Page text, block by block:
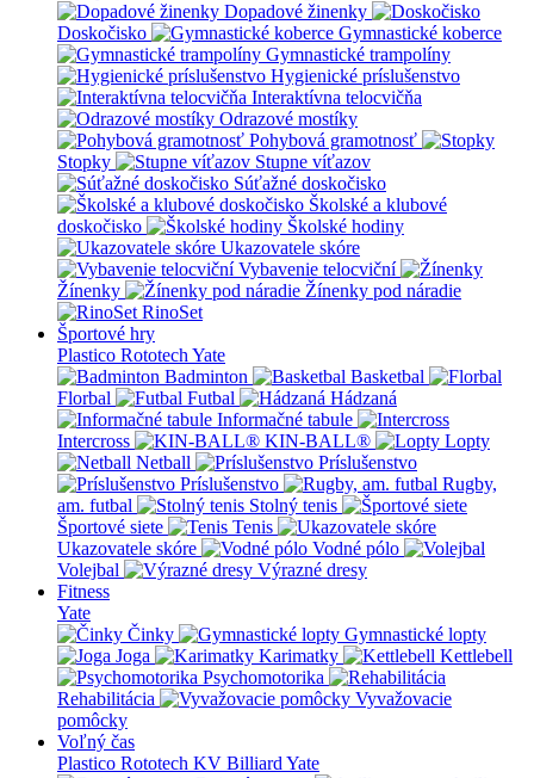
Dopadové žinenky
Doskočisko
Gymnastické koberce
Gymnastické trampolíny
Hygienické príslušenstvo
Interaktívna telocvičňa
Odrazové mostíky
Pohybová gramotnosť
Stopky
Stupne víťazov
Súťažné doskočisko
Školské a klubové
doskočisko
Školské hodiny
Ukazovatele skóre
Vybavenie telocviční
Žínenky
Žínenky pod náradie
RinoSet
Športové hry
Plastico Rototech Yate
Badminton
Basketbal
Florbal
Futbal
Hádzaná
Informačné tabule
Intercross
KIN-BALL®
Lopty
Netball
Príslušenstvo
Príslušenstvo
Rugby,
am. futbal
Stolný tenis
Športové siete
Tenis
Ukazovatele skóre
Vodné pólo
Volejbal
Výrazné dresy
Fitness
Yate
Činky
Gymnastické lopty
Joga
Karimatky
Kettlebell
Psychomotorika
Rehabilitácia
Vyvažovacie
pomôcky
Voľný čas
Plastico Rototech KV Billiard Yate